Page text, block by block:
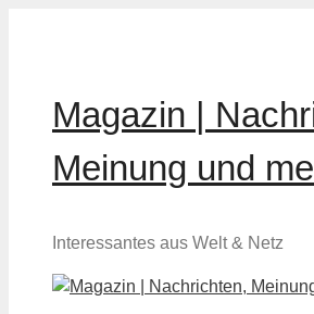
Magazin |
Meinung und
Interessantes aus Welt & Netz